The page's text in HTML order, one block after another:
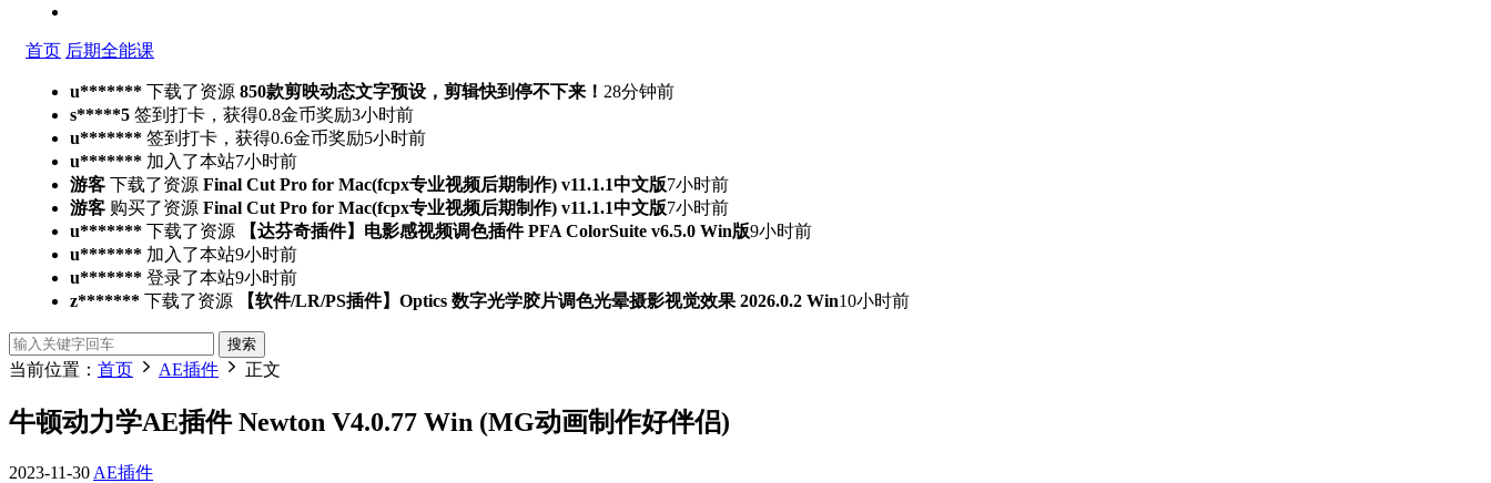
首页 后期全能课
u******* 下载了资源 850款剪映动态文字预设，剪辑快到停不下来！ 28分钟前
s*****5 签到打卡，获得0.8金币奖励3小时前
u******* 签到打卡，获得0.6金币奖励5小时前
u******* 加入了本站7小时前
游客 下载了资源 Final Cut Pro for Mac(fcpx专业视频后期制作) v11.1.1中文版7小时前
游客 购买了资源 Final Cut Pro for Mac(fcpx专业视频后期制作) v11.1.1中文版7小时前
u******* 下载了资源 【达芬奇插件】电影感视频调色插件 PFA ColorSuite v6.5.0 Win版9小时前
u******* 加入了本站9小时前
u******* 登录了本站9小时前
z******* 下载了资源 【软件/LR/PS插件】Optics 数字光学胶片调色光晕摄影视觉效果 2026.0.2 Win10小时前
搜索
当前位置： 首页 AE插件 正文
牛顿动力学AE插件 Newton V4.0.77 Win (MG动画制作好伴侣)
2023-11-30 AE插件